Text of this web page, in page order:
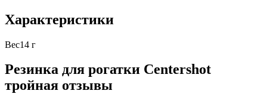
Характеристики
Вес14 г
Резинка для рогатки Centershot
тройная отзывы